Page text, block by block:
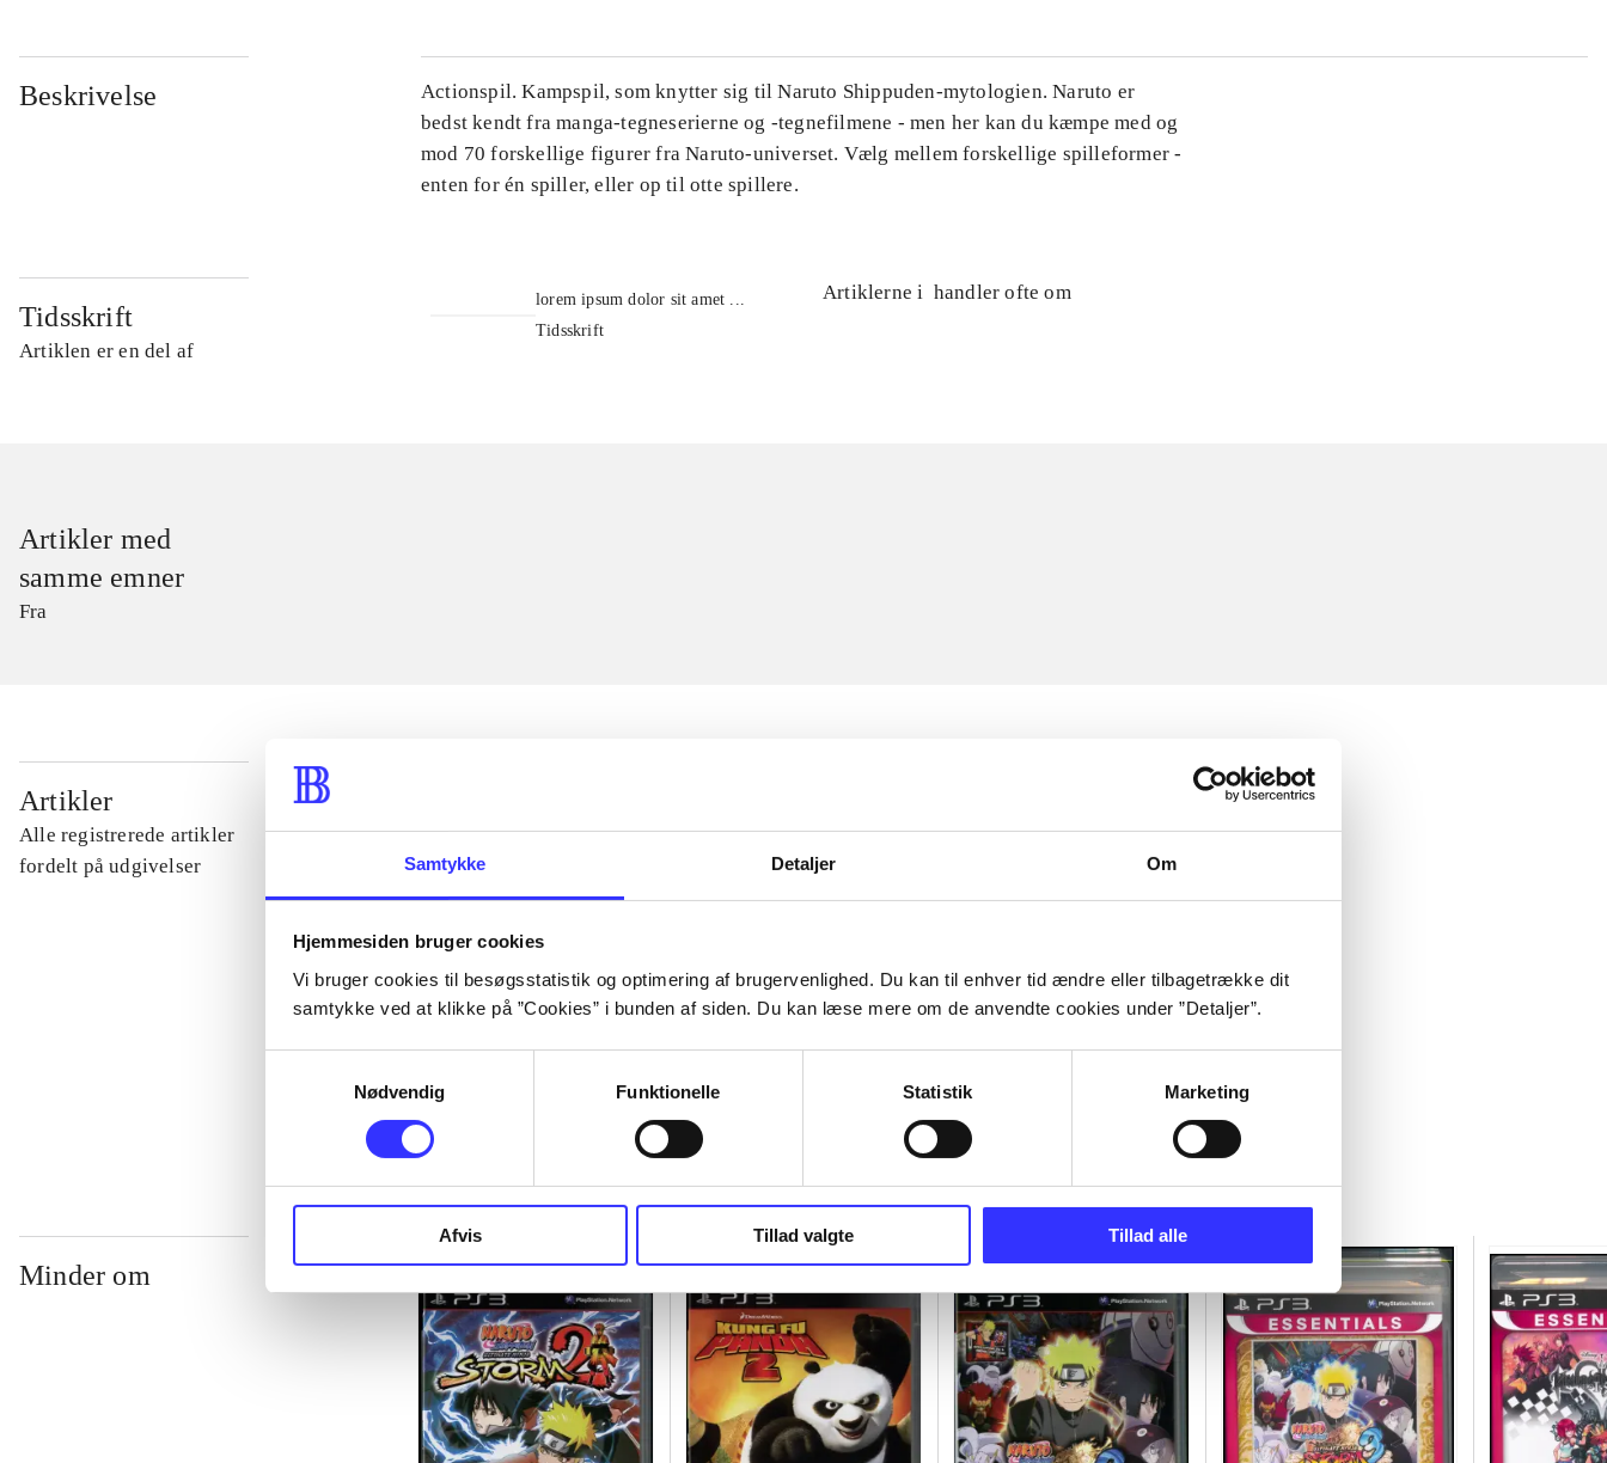
Samtykke Detaljer Om
Hjemmesiden bruger cookies
Vi bruger cookies til besøgsstatistik og optimering af brugervenlighed. Du kan til enhver tid ændre eller tilbagetrække dit
samtykke ved at klikke på ”Cookies” i bunden af siden. Du kan læse mere om de anvendte cookies under ”Detaljer”.
Nødvendig
Funktionelle Statistik Marketing
Afvis Tillad valgte Tillad alle
Beskrivelse
Actionspil. Kampspil, som knytter sig til Naruto Shippuden-mytologien. Naruto er
bedst kendt fra manga-tegneserierne og -tegnefilmene - men her kan du kæmpe med og
mod 70 forskellige figurer fra Naruto-universet. Vælg mellem forskellige spilleformer -
enten for én spiller, eller op til otte spillere.
Tidsskrift
Artiklen er en del af
lorem ipsum dolor sit amet ...
Tidsskrift
Artiklerne i handler ofte om
Artikler med
samme emner
Fra
Artikler
Alle registrerede artikler
fordelt på udgivelser
...
...
...
...
Minder om